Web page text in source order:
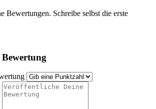
Bewertungen. Schreibe selbst die erste
Bewertung